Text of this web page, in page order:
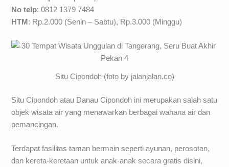
No telp: 0812 1379 7484
HTM: Rp.2.000 (Senin – Sabtu), Rp.3.000 (Minggu)
Situ Cipondoh (foto by jalanjalan.co)
Situ Cipondoh atau Danau Cipondoh ini merupakan salah satu
objek wisata air yang menawarkan berbagai wahana air dan
pemancingan.
Terdapat fasilitas taman bermain seperti ayunan, perosotan,
dan kereta-keretaan untuk anak-anak secara gratis disini,